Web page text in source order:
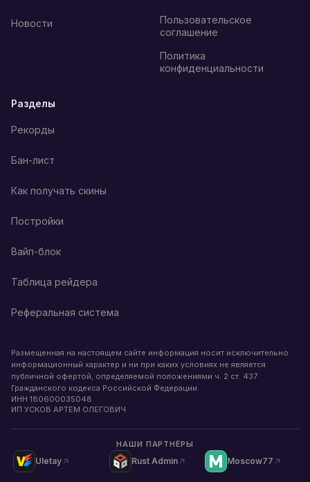
Новости
Пользовательское
соглашение
Политика
конфиденциальности
Разделы
Рекорды
Бан-лист
Как получать скины
Постройки
Вайп-блок
Таблица рейдера
Реферальная система
Размещенная на настоящем сайте информация носит исключительно
информационный характер и ни при каких условиях не является
публичной офертой, определяемой положениями ч. 2 ст. 437
Гражданского кодекса Российской Федерации.
ИНН 180600035048
ИП УСКОВ АРТЕМ ОЛЕГОВИЧ
НАШИ ПАРТНЁРЫ
Uletay Rust Admin Moscow77